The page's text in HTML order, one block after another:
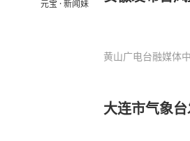
元宝 · 新闻妹
黄山广电台融媒体
大连市气象